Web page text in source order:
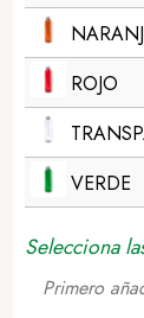
ROJO
VERDE
Selecciona
Primero